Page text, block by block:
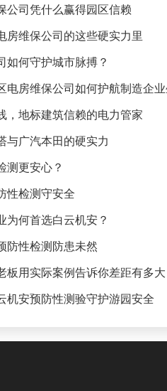
公司凭什么赢得园区信赖
房维保公司的这些硬实力里
如何守护城市脉搏？
电房维保公司如何护航制造企
，地标建筑信赖的电力管家
与广汽本田的硬实力
测更安心？
性检测守安全
为何首选白云机安？
防性检测防患未然
板用实际案例告诉你差距有多大
机安预防性测验守护游园安全